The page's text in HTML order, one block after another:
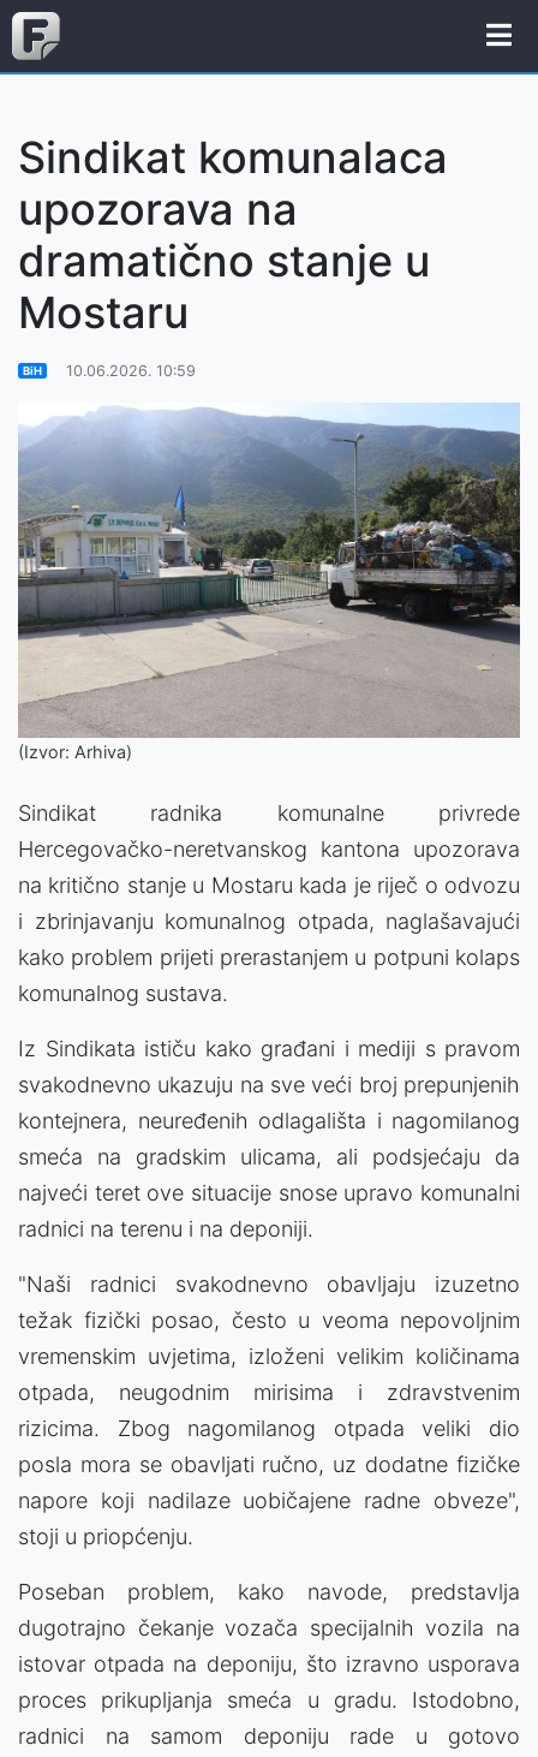
Sindikat komunalaca
upozorava na
dramatično stanje u
Mostaru
BiH 10.06.2026. 10:59
(Izvor: Arhiva)
Sindikat radnika komunalne privrede
Hercegovačko-neretvanskog kantona upozorava
na kritično stanje u Mostaru kada je riječ o odvozu
i zbrinjavanju komunalnog otpada, naglašavajući
kako problem prijeti prerastanjem u potpuni kolaps
komunalnog sustava.
Iz Sindikata ističu kako građani i mediji s pravom
svakodnevno ukazuju na sve veći broj prepunjenih
kontejnera, neuređenih odlagališta i nagomilanog
smeća na gradskim ulicama, ali podsjećaju da
najveći teret ove situacije snose upravo komunalni
radnici na terenu i na deponiji.
"Naši radnici svakodnevno obavljaju izuzetno
težak fizički posao, često u veoma nepovoljnim
vremenskim uvjetima, izloženi velikim količinama
otpada, neugodnim mirisima i zdravstvenim
rizicima. Zbog nagomilanog otpada veliki dio
posla mora se obavljati ručno, uz dodatne fizičke
napore koji nadilaze uobičajene radne obveze",
stoji u priopćenju.
Poseban problem, kako navode, predstavlja
dugotrajno čekanje vozača specijalnih vozila na
istovar otpada na deponiju, što izravno usporava
proces prikupljanja smeća u gradu. Istodobno,
radnici na samom deponiju rade u gotovo